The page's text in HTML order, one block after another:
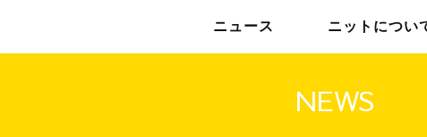
ニュース ニットについ
NEWS